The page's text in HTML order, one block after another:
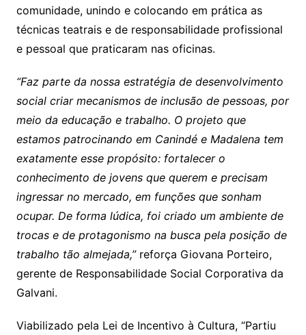
comunidade, unindo e colocando em prática as
técnicas teatrais e de responsabilidade profissional
e pessoal que praticaram nas oficinas.
“Faz parte da nossa estratégia de desenvolvimento
social criar mecanismos de inclusão de pessoas, por
meio da educação e trabalho. O projeto que
estamos patrocinando em Canindé e Madalena tem
exatamente esse propósito: fortalecer o
conhecimento de jovens que querem e precisam
ingressar no mercado, em funções que sonham
ocupar. De forma lúdica, foi criado um ambiente de
trocas e de protagonismo na busca pela posição de
trabalho tão almejada,” reforça Giovana Porteiro,
gerente de Responsabilidade Social Corporativa da
Galvani.
Viabilizado pela Lei de Incentivo à Cultura, “Partiu